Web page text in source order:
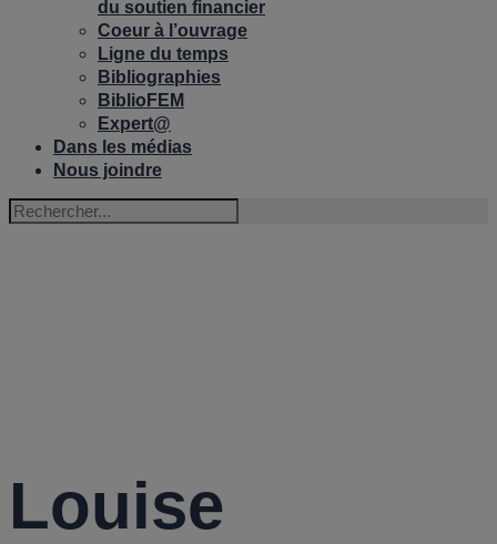
du soutien financier
Coeur à l’ouvrage
Ligne du temps
Bibliographies
BiblioFEM
Expert@
Dans les médias
Nous joindre
Louise